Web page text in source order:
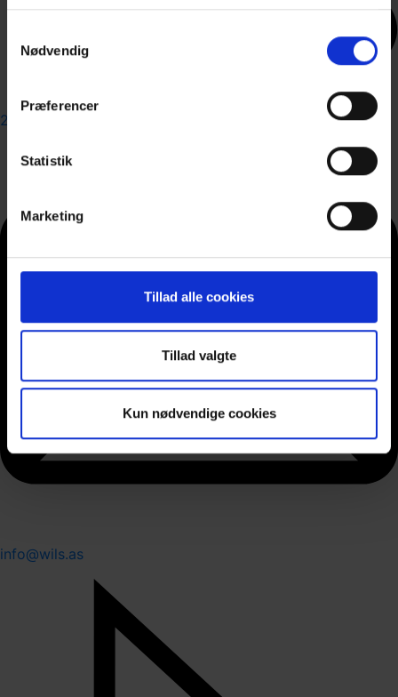
Nødvendig
Præferencer
Statistik
Marketing
Tillad alle cookies
Tillad valgte
Kun nødvendige cookies
21 79 00 90
info@wils.as